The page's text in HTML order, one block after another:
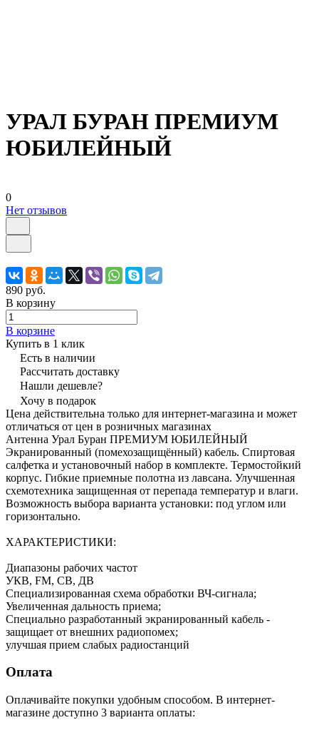
УРАЛ БУРАН ПРЕМИУМ
ЮБИЛЕЙНЫЙ
0
Нет отзывов
890 руб.
В корзину
В корзине
Купить в 1 клик
Есть в наличии
Рассчитать доставку
Нашли дешевле?
Хочу в подарок
Цена действительна только для интернет-магазина и может
отличаться от цен в розничных магазинах
Антенна Урал Буран ПРЕМИУМ ЮБИЛЕЙНЫЙ
Экранированный (помехозащищённый) кабель. Спиртовая
салфетка и установочный набор в комплекте. Термостойкий
корпус. Гибкие приемные полотна из лавсана. Улучшенная
схемотехника защищенная от перепада температур и влаги.
Возможность выбора варианта установки: под углом или
горизонтально.
ХАРАКТЕРИСТИКИ:
Диапазоны рабочих частот
УКВ, FM, СВ, ДВ
Специализированная схема обработки ВЧ-сигнала;
Увеличенная дальность приема;
Специально разработанный экранированный кабель -
защищает от внешних радиопомех;
улучшая прием слабых радиостанций
Оплата
Оплачивайте покупки удобным способом. В интернет-
магазине доступно 3 варианта оплаты: